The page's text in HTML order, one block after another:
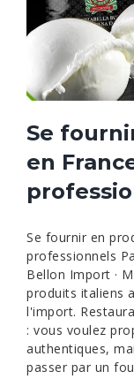
Se
en
Se fournir en
professionnels
Bellon Import ·
produits italiens
l'import.
: vous voulez
authentiques,
passer par un